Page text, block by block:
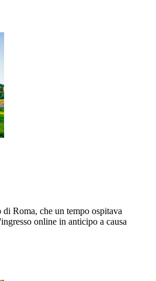
Roma, che un tempo ospitava
online in anticipo a causa